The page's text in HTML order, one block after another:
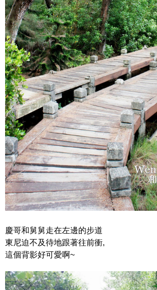
慶哥和舅舅走在左邊的步道
東尼迫不及待地跟著往前衝,
這個背影好可愛啊~